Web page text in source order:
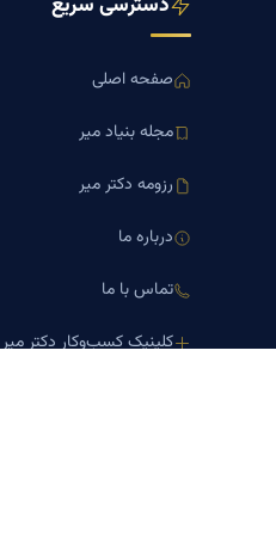
صفحه اصلی
مجله بنیاد میر
رزومه دکتر میر
درباره ما
تماس با ما
کلینیک کسب‌وکار دکتر میر